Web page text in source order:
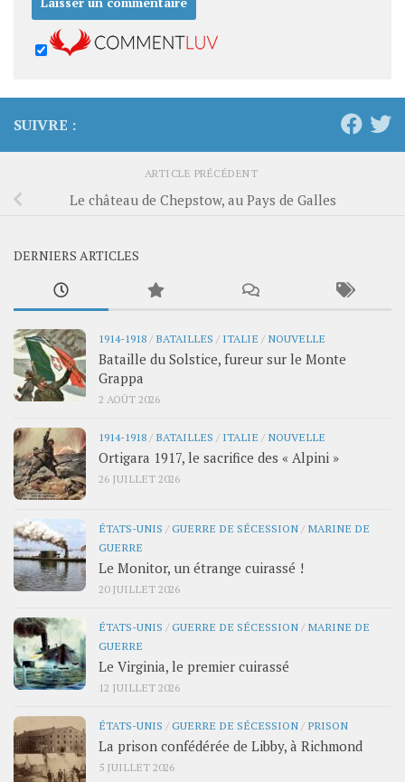
SUIVRE :
ARTICLE PRÉCÉDENT
Le château de Chepstow, au Pays de Galles
DERNIERS ARTICLES
1914-1918 / BATAILLES / ITALIE / NOUVELLE
Bataille du Solstice, fureur sur le Monte
Grappa
2 AOÛT 2026
1914-1918 / BATAILLES / ITALIE / NOUVELLE
Ortigara 1917, le sacrifice des « Alpini »
26 JUILLET 2026
ÉTATS-UNIS /GUERRE DE SÉCESSION / MARINE DE
GUERRE
Le Monitor, un étrange cuirassé !
20 JUILLET 2026
ÉTATS-UNIS /GUERRE DE SÉCESSION / MARINE DE
GUERRE
Le Virginia, le premier cuirassé
12 JUILLET 2026
ÉTATS-UNIS /GUERRE DE SÉCESSION / PRISON
La prison confédérée de Libby, à Richmond
5 JUILLET 2026